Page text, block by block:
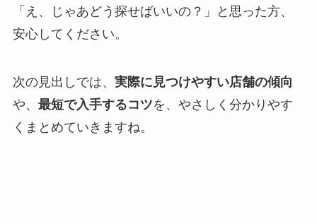
「え、じゃあどう探せばいいの？」と思った方、
安心してください。
次の見出しでは、 実際に見つけやすい店舗の傾向
や、 最短で入手するコツを、やさしく分かりやす
くまとめていきますね。